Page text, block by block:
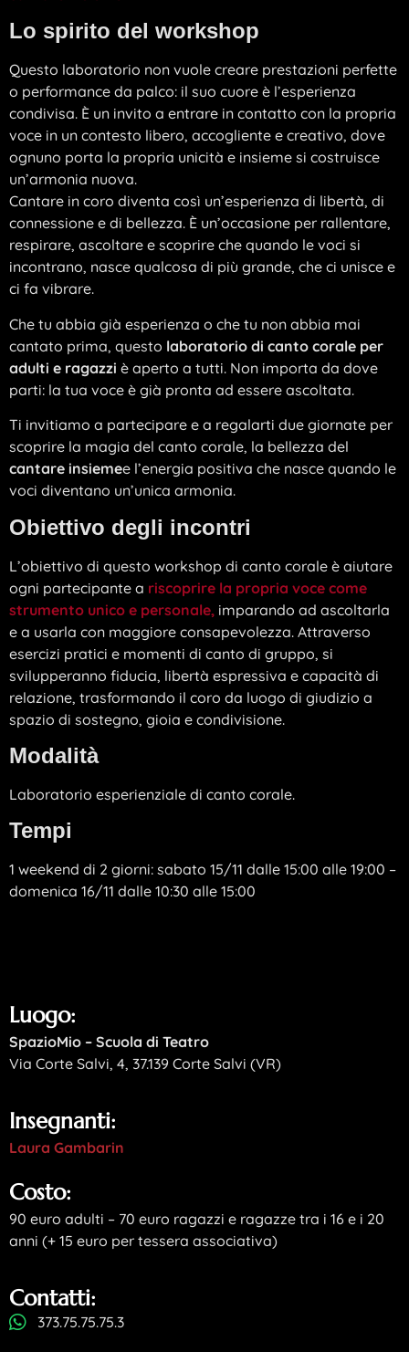
Lo spirito del workshop
Questo laboratorio non vuole creare prestazioni perfette
o performance da palco: il suo cuore è l’esperienza
condivisa. È un invito a entrare in contatto con la propria
voce in un contesto libero, accogliente e creativo, dove
ognuno porta la propria unicità e insieme si costruisce
un’armonia nuova.
Cantare in coro diventa così un’esperienza di libertà, di
connessione e di bellezza. È un’occasione per rallentare,
respirare, ascoltare e scoprire che quando le voci si
incontrano, nasce qualcosa di più grande, che ci unisce e
ci fa vibrare.
Che tu abbia già esperienza o che tu non abbia mai
cantato prima, questo laboratorio di canto corale per
adulti e ragazzi è aperto a tutti. Non importa da dove
parti: la tua voce è già pronta ad essere ascoltata.
Ti invitiamo a partecipare e a regalarti due giornate per
scoprire la magia del canto corale, la bellezza del
cantare insiemee l’energia positiva che nasce quando le
voci diventano un’unica armonia.
Obiettivo degli incontri
L’obiettivo di questo workshop di canto corale è aiutare
ogni partecipante a riscoprire la propria voce come
strumento unico e personale, imparando ad ascoltarla
e a usarla con maggiore consapevolezza. Attraverso
esercizi pratici e momenti di canto di gruppo, si
svilupperanno fiducia, libertà espressiva e capacità di
relazione, trasformando il coro da luogo di giudizio a
spazio di sostegno, gioia e condivisione.
Modalità
Laboratorio esperienziale di canto corale.
Tempi
1 weekend di 2 giorni: sabato 15/11 dalle 15:00 alle 19:00 –
domenica 16/11 dalle 10:30 alle 15:00
Luogo:
SpazioMio – Scuola di Teatro
Via Corte Salvi, 4, 37.139 Corte Salvi (VR)
Insegnanti:
Laura Gambarin
Costo:
90 euro adulti – 70 euro ragazzi e ragazze tra i 16 e i 20
anni (+ 15 euro per tessera associativa)
Contatti:
373.75.75.75.3